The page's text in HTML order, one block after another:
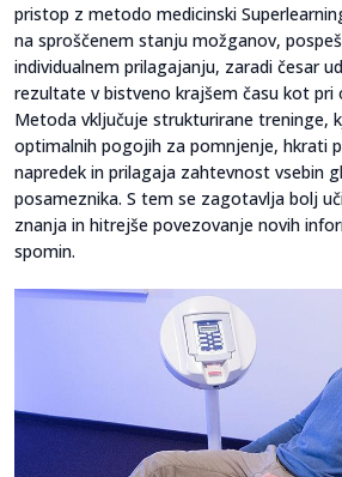
pristop z metodo medicinski
na sproščenem stanju možganov,
individualnem prilagajanju, zaradi česar
rezultate v bistveno krajšem času kot pri
Metoda vključuje strukturirane treninge,
optimalnih pogojih za pomnjenje, hkrati
napredek in prilagaja zahtevnost vsebin
posameznika. S tem se zagotavlja bolj
znanja in hitrejše povezovanje novih
spomin.